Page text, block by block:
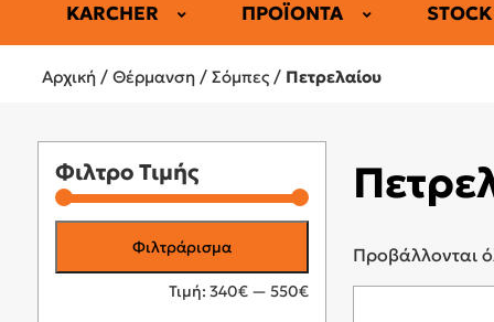
KARCHER ΠΡΟΪΌΝΤΑ
Αρχική / Θέρμανση / Σόμπες / Πετρελαίου
Φιλτρο Τιμής
τιμή
τιμή
Φιλτράρισμα
Τιμή: 340€ — 550€
Προβάλλονται